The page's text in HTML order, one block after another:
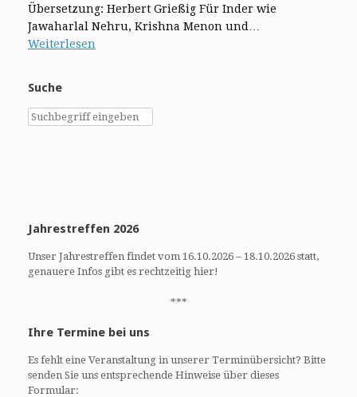
Übersetzung: Herbert Grießig Für Inder wie
Jawaharlal Nehru, Krishna Menon und…
Weiterlesen
Suche
Jahrestreffen 2026
Unser Jahrestreffen findet vom 16.10.2026 – 18.10.2026 statt,
genauere Infos gibt es rechtzeitig hier!
***
Ihre Termine bei uns
Es fehlt eine Veranstaltung in unserer Terminübersicht? Bitte
senden Sie uns entsprechende Hinweise über dieses
Formular: